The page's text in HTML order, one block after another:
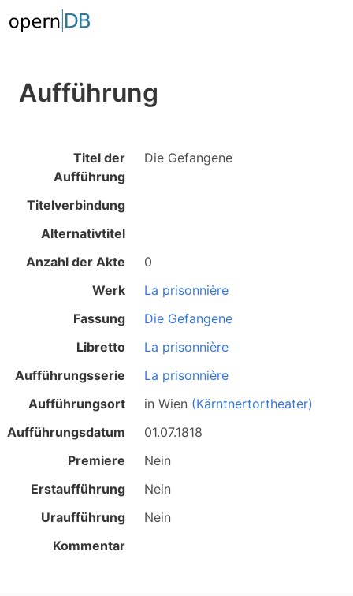
Aufführung
Titel der
Aufführung
Die Gefangene
Titelverbindung
Alternativtitel
Anzahl der Akte
0
Werk
La prisonnière
Fassung
Die Gefangene
Libretto
La prisonnière
Aufführungsserie
La prisonnière
Aufführungsort
inWien (Kärntnertortheater)
Aufführungsdatum
01.07.1818
Premiere
Nein
Erstaufführung
Nein
Uraufführung
Nein
Kommentar